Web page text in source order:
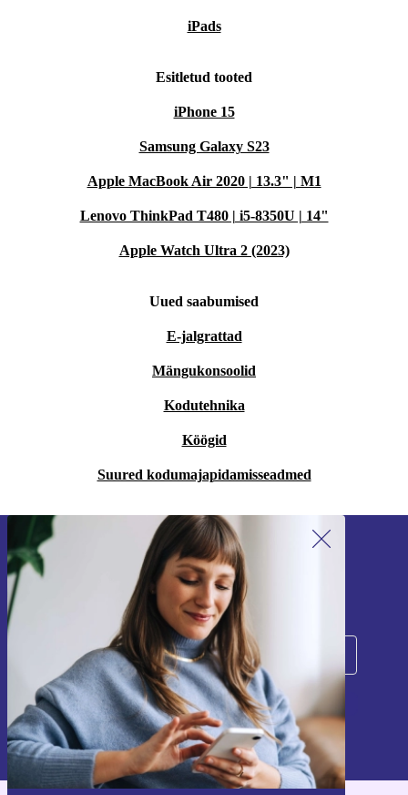
iPads
Esitletud tooted
iPhone 15
Samsung Galaxy S23
Apple MacBook Air 2020 | 13.3" | M1
Lenovo ThinkPad T480 | i5-8350U | 14"
Apple Watch Ultra 2 (2023)
Uued saabumised
E-jalgrattad
Mängukonsoolid
Kodutehnika
Köögid
Suured kodumajapidamisseadmed
Liitu meie uudiskirjaga!
Ära jäta enam ühtegi pakkumist vahele.
Registreeru
Teavet isikuandmete kasutamise kohta leiate meie
privaatsuspoliitikast.